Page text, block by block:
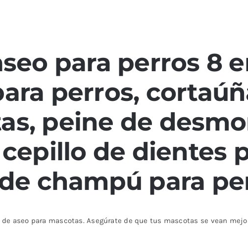
para perros 8
perros,
peine de
de dientes
champú para
aseo para mascotas. Asegúrate de que tus mascotas se vean